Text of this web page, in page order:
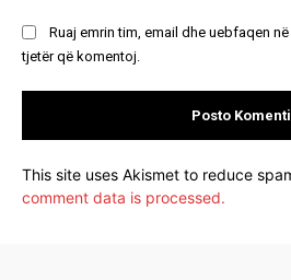
Ruaj emrin tim, email dhe uebfaqen
tjetër që komentoj.
This site uses Akismet to reduce
comment data is processed.